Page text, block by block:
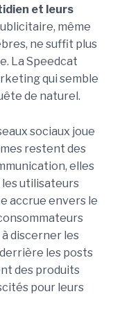
et leurs
même
ne suffit plus
La Speedcat
qui semble
de naturel.
sociaux joue
restent des
elles
les utilisateurs
accrue envers le
discerner les
les posts
des produits
pour leurs